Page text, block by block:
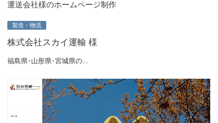
運送会社様のホームページ制作
製造・物流
株式会社スカイ運輸 様
福島県･山形県･宮城県の...